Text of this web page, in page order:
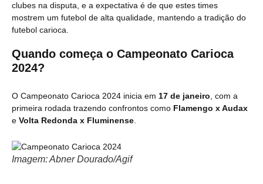
clubes na disputa, e a expectativa é de que estes times
mostrem um futebol de alta qualidade, mantendo a tradição do
futebol carioca.
Quando começa o Campeonato Carioca
2024?
O Campeonato Carioca 2024 inicia em 17 de janeiro , com a
primeira rodada trazendo confrontos como Flamengo x Audax
e Volta Redonda x Fluminense
Imagem: Abner Dourado/Agif